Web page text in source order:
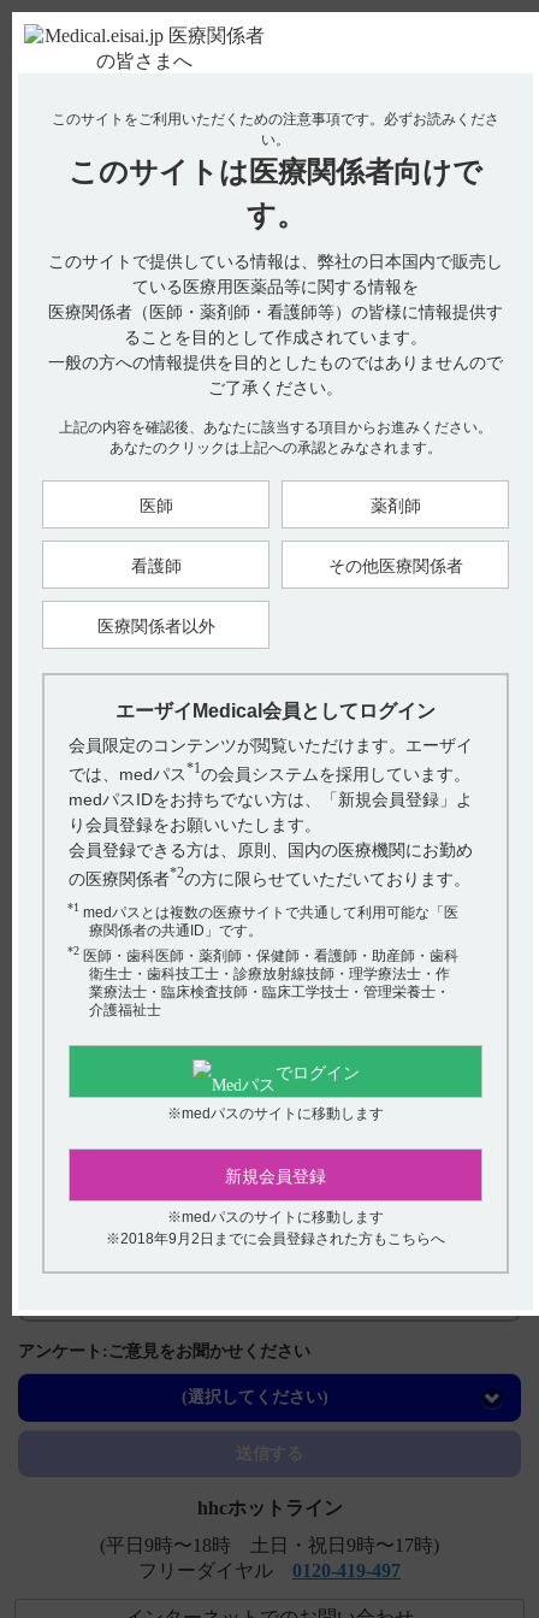
使用期限検索 Drug Information
No : 2559
【ジプロフィリン】 授乳婦への投与に関する注
意事項について教えてください。
【ジプロフィリン】
授乳婦への投与に関する注意事項について教えてください。
電子添文には、授乳婦への投与に関する注意事項は設定されて
いません。
ん。（引用1）
■乳汁への移行性
＜参考＞外国人のデータ
授乳婦20名にジプロフィリン8mg／kgを筋肉内投与したとこ
ろ、乳汁／血清 濃度比は2.08±0.52（Mean±S.D.）であった。
（引用2、3）
なお、本剤の用法及び用量は以下の通りです。（引用4）
皮下、筋肉内または静脈内注射する。
なお、年齢、症状により適宜増減する。
【引用】
1）ジプロフィリン注300mgインタビューフォーム 2021年6月改
訂（改訂第6版） VIII．安全性（使用上の注意等）に関する項
目 6．特定の背景を有する患者に関する注意 （6）授乳婦
2）ジプロフィリン注300mgインタビューフォーム 2021年6月改
訂（改訂第6版） VII．薬物動態に関する項目 5．分布 （3）乳
汁への移行性
3）Jarboe, C. H. et al.：J. Clin. Pharmacol., 21（10）, p405-­410,
（1981） ［DIP-0022］
4）ジプロフィリン注300mg電子添文 2021年3月改訂（第1版）
6．用法及び用量
【更新年月】
2023年2月
関連するQ&A
【ジプロフィリン】 禁忌及び特定の背景を有する患者に
関する注意事項について教えてください。
【ジプロフィリン】 妊婦への投与に関する注意事項につ
【ジプロフィリン】 小児への投与に関する注意事項につ
いて教えてください。
【ネオフィリン・注・注PL・注点滴用バッグ】 効能又は
アンケート:ご意見をお聞かせください
(選択してください)
このサイトをご利用いただくための注意事項です。 必ずお読みくださ
い。
このサイトは 医療関係者向けで
す。
このサイトで提供している情報は、弊社の日本国内で販売し
ている医療用医薬品等に関する情報を
医療関係者（医師・薬剤師・看護師等）の皆様に情報提供す
ることを目的として作成されています。
一般の方への情報提供を目的としたものではありませんので
ご了承ください。
上記の内容を確認後、あなたに該当する項目からお進みください。
あなたのクリックは上記への承認とみなされます。
医師 薬剤師
看護師 その他医療関係者
医療関係者以外
エーザイMedical会員としてログイン
会員限定のコンテンツが閲覧いただけます。エーザイ
では、medパス*1の会員システムを採用しています。
medパスIDをお持ちでない方は、「新規会員登録」よ
り会員登録をお願いいたします。
会員登録できる方は、原則、国内の医療機関にお勤め
の医療関係者*2の方に限らせていただいております。
*1 medパスとは複数の医療サイトで共通して利用可能な「医
療関係者の共通ID」です。
*2 医師・歯科医師・薬剤師・保健師・看護師・助産師・歯科
衛生士・歯科技工士・診療放射線技師・理学療法士・作
業療法士・臨床検査技師・臨床工学技士・管理栄養士・
介護福祉士
でログイン
※medパスのサイトに移動します
新規会員登録
※medパスのサイトに移動します
※2018年9月2日までに会員登録された方もこちらへ
hhcホットライン
(平日9時〜18時 土日・祝日9時〜17時)
フリーダイヤル 0120-419-497